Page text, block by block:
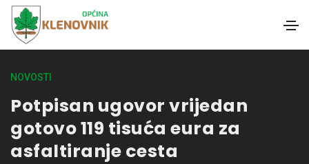
NOVOSTI
Potpisan ugovor vrijedan
gotovo 119 tisuća eura za
asfaltiranje cesta